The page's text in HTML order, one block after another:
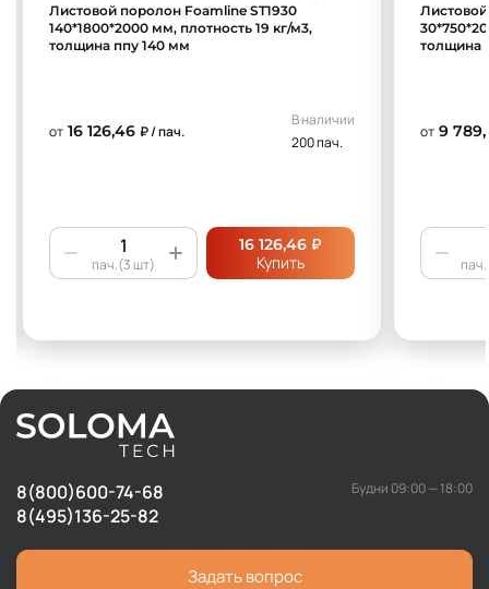
Листовой поролон Foamline ST1930
140*1800*2000 мм, плотность 19 кг/м3,
толщина ппу 140 мм
от 16 126,46 ₽ / пач.
В наличии
200 пач.
пач.(3 шт)
16 126,46 ₽
Купить
толщина
от 9
8(800)600-74-68
8(495)136-25-82
Будни 09:00 — 18:00
Задать вопрос